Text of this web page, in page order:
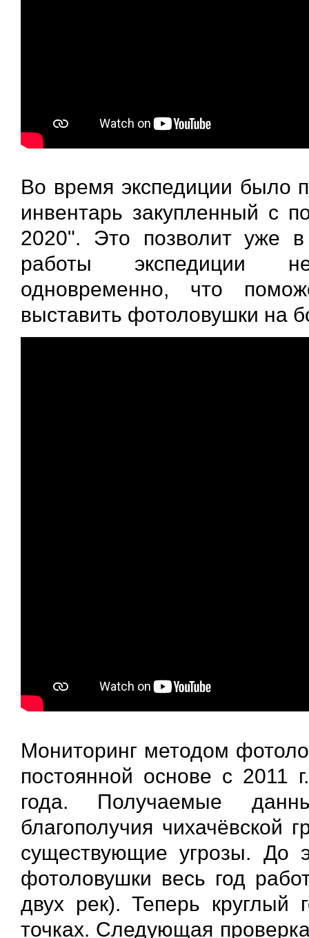
Во время экспедиции было
инвентарь закупленный с
2020". Это позволит уже
работы экспедиции
одновременно, что
выставить фотоловушки на
Мониторинг методом
постоянной основе с 2011
года. Получаемые
благополучия чихачëвской
существующие угрозы. До
фотоловушки весь год
двух рек). Теперь
точках. Следующая